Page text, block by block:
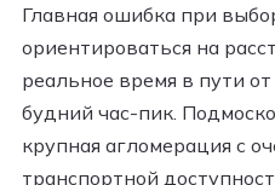
Главная ошибка при
ориентироваться на
реальное время в пути
будний час-пик.
крупная агломерация с
транспортной